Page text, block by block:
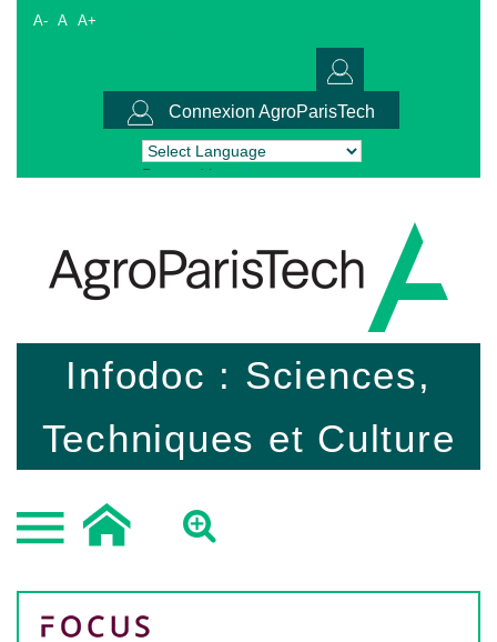
A- A A+
Connexion AgroParisTech
Powered by Translate
Infodoc : Sciences,
Techniques et Culture